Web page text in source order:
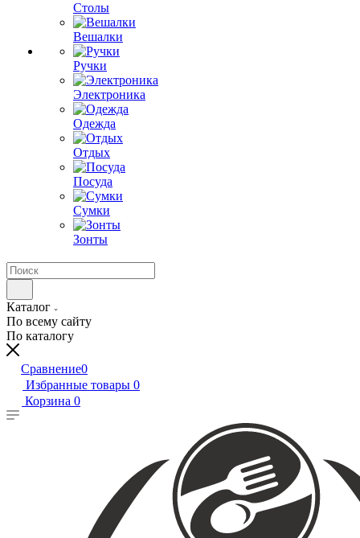
Столы
Вешалки
Ручки
Электроника
Одежда
Отдых
Посуда
Сумки
Зонты
Каталог
По всему сайту
По каталогу
Сравнение0
Избранные товары 0
Корзина 0